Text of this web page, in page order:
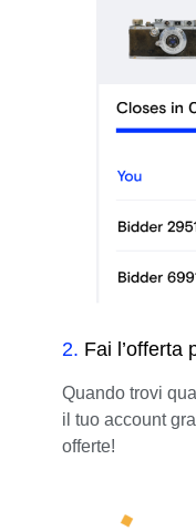
2. Fai l’offerta
Quando trovi
il tuo account
offerte!